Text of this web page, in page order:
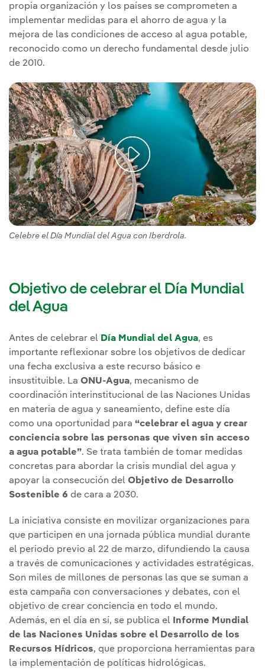
propia organización y los países se comprometen a
implementar medidas para el ahorro de agua y la
mejora de las condiciones de acceso al agua potable,
reconocido como un derecho fundamental desde julio
de 2010.
Celebre el Día Mundial del Agua con Iberdrola.
Objetivo de celebrar el Día Mundial
del Agua
Antes de celebrar el Día Mundial del Agua, es
importante reflexionar sobre los objetivos de dedicar
una fecha exclusiva a este recurso básico e
insustituible. La ONU-Agua, mecanismo de
coordinación interinstitucional de las Naciones Unidas
en materia de agua y saneamiento, define este día
como una oportunidad para “celebrar el agua y crear
conciencia sobre las personas que viven sin acceso
a agua potable”. Se trata también de tomar medidas
concretas para abordar la crisis mundial del agua y
apoyar la consecución del Objetivo de Desarrollo
Sostenible 6 de cara a 2030.
La iniciativa consiste en movilizar organizaciones para
que participen en una jornada pública mundial durante
el periodo previo al 22 de marzo, difundiendo la causa
a través de comunicaciones y actividades estratégicas.
Son miles de millones de personas las que se suman a
esta campaña con conversaciones y debates, con el
objetivo de crear conciencia en todo el mundo.
Además, en el día en sí, se publica el
Informe Mundial
de las Naciones Unidas sobre el Desarrollo de los
Recursos Hídricos, que proporciona herramientas para
la implementación de políticas hidrológicas.